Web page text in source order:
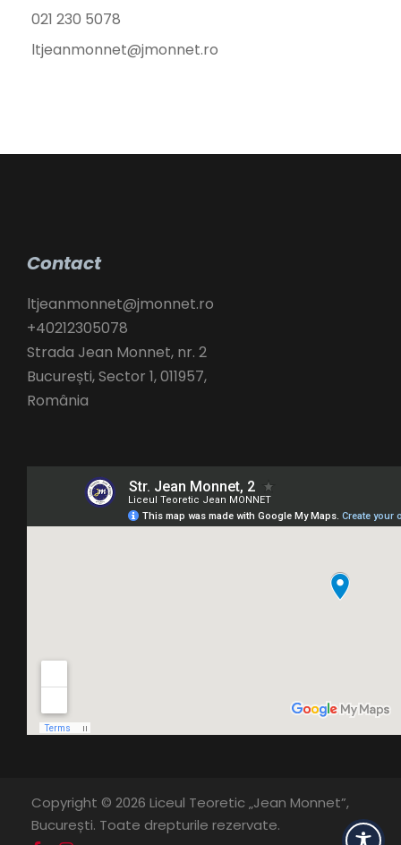
021 230 5078
ltjeanmonnet@jmonnet.ro
Contact
ltjeanmonnet@jmonnet.ro
+40212305078
Strada Jean Monnet, nr. 2
București,Sector 1,011957,
România
Copyright © 2026 Liceul Teoretic „Jean Monnet”,
București. Toate drepturile rezervate.